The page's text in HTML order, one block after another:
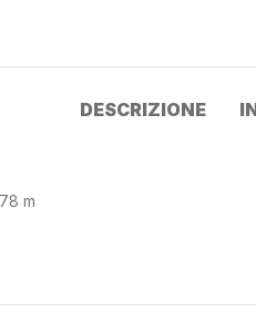
DESCRIZIONE
m